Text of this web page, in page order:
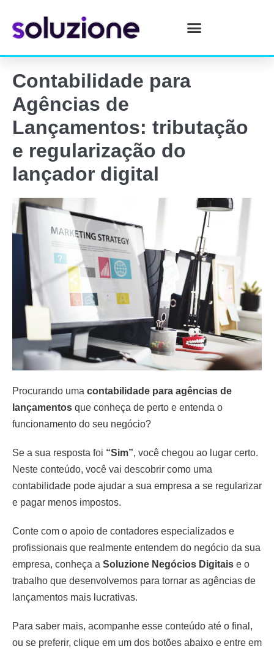
Contabilidade para
Agências de
Lançamentos: tributação
e regularização do
lançador digital
Procurando uma contabilidade para agências de
lançamentos que conheça de perto e entenda o
funcionamento do seu negócio?
Se a sua resposta foi “Sim”, você chegou ao lugar certo.
Neste conteúdo, você vai descobrir como uma
contabilidade pode ajudar a sua empresa a se regularizar
e pagar menos impostos.
Conte com o apoio de contadores especializados e
profissionais que realmente entendem do negócio da sua
empresa, conheça a Soluzione Negócios Digitais e o
trabalho que desenvolvemos para tornar as agências de
lançamentos mais lucrativas.
Para saber mais, acompanhe esse conteúdo até o final,
ou se preferir, clique em um dos botões abaixo e entre em